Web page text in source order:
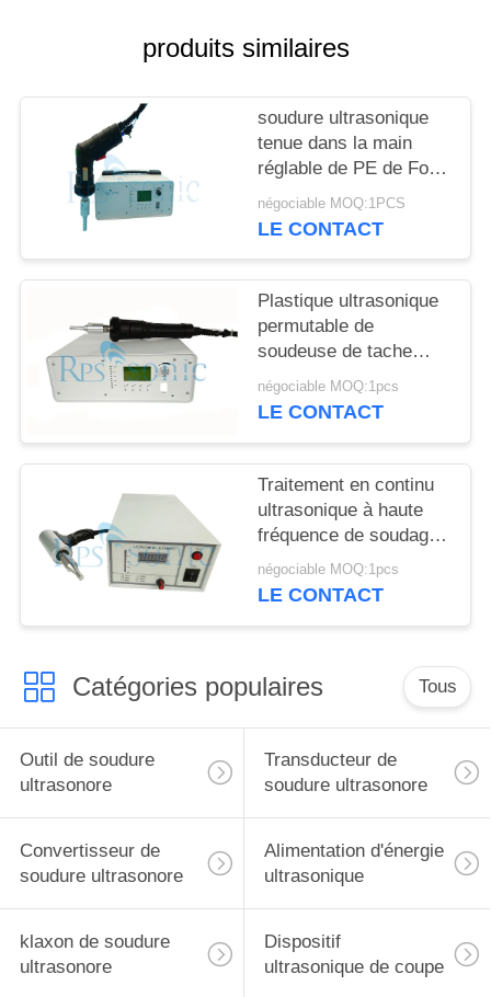
POLITIQUE
CONFIDENTIALITÉ
produits similaires
soudure ultrasonique
tenue dans la main
réglable de PE de For
pp de soudeuse de
600w 35Khz
négociable MOQ:1PCS
LE CONTACT
Plastique ultrasonique
permutable de
soudeuse de tache
rivetant la soudeuse
ultrasonique de main
négociable MOQ:1pcs
LE CONTACT
Traitement en continu
ultrasonique à haute
fréquence de soudage
par points
négociable MOQ:1pcs
LE CONTACT
Catégories populaires Tous
Outil de soudure
ultrasonore
Transducteur de
soudure ultrasonore
Convertisseur de
soudure ultrasonore
Alimentation d'énergie
ultrasonique
klaxon de soudure
ultrasonore
Dispositif
ultrasonique de coupe